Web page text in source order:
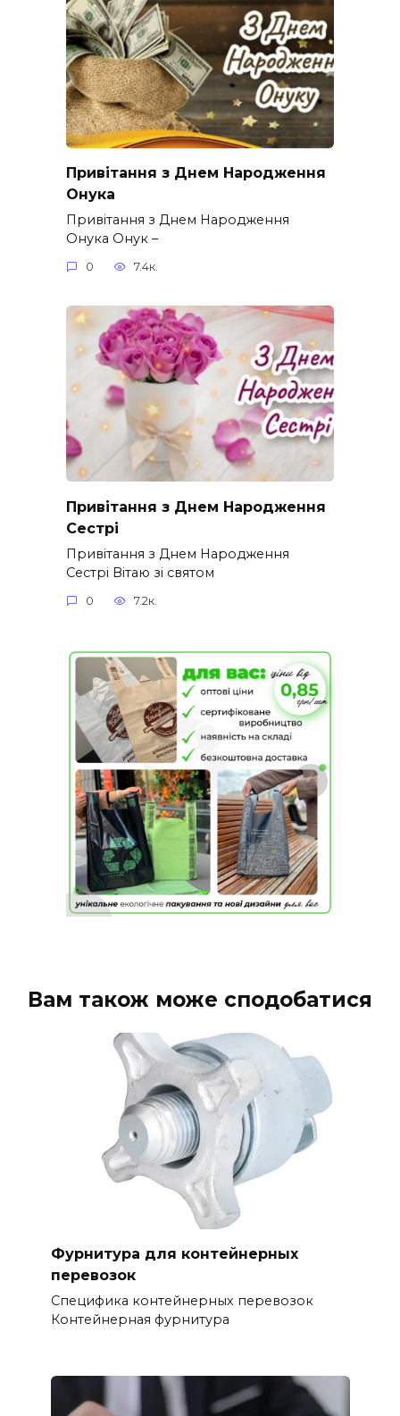
Привітання з Днем Народження
Онука
Привітання з Днем Народження
Онука Онук –
0 7.4к.
Привітання з Днем Народження
Сестрі
Привітання з Днем Народження
Сестрі Вітаю зі святом
0 7.2к.
Вам також може сподобатися
Фурнитура для контейнерных
перевозок
Специфика контейнерных перевозок
Контейнерная фурнитура